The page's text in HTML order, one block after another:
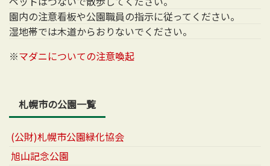
園内の注意看板や公園職員の指示に従ってください。
湿地帯では木道からおりないでください。
※マダニについての注意喚起
札幌市の公園一覧
(公財)札幌市公園緑化協会
旭山記念公園